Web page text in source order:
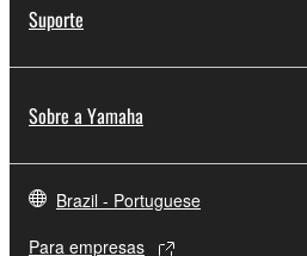
Suporte
Sobre a Yamaha
Brazil - Portuguese
Para empresas